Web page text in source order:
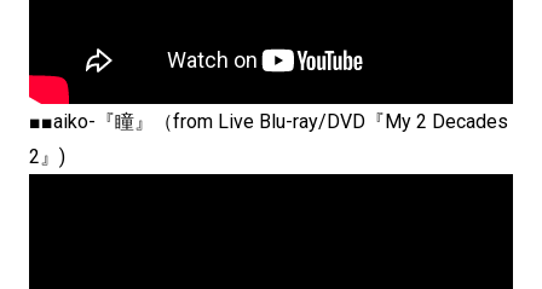
■■aiko-『瞳』（from Live Blu-ray/DVD『My 2 Decades
2』)